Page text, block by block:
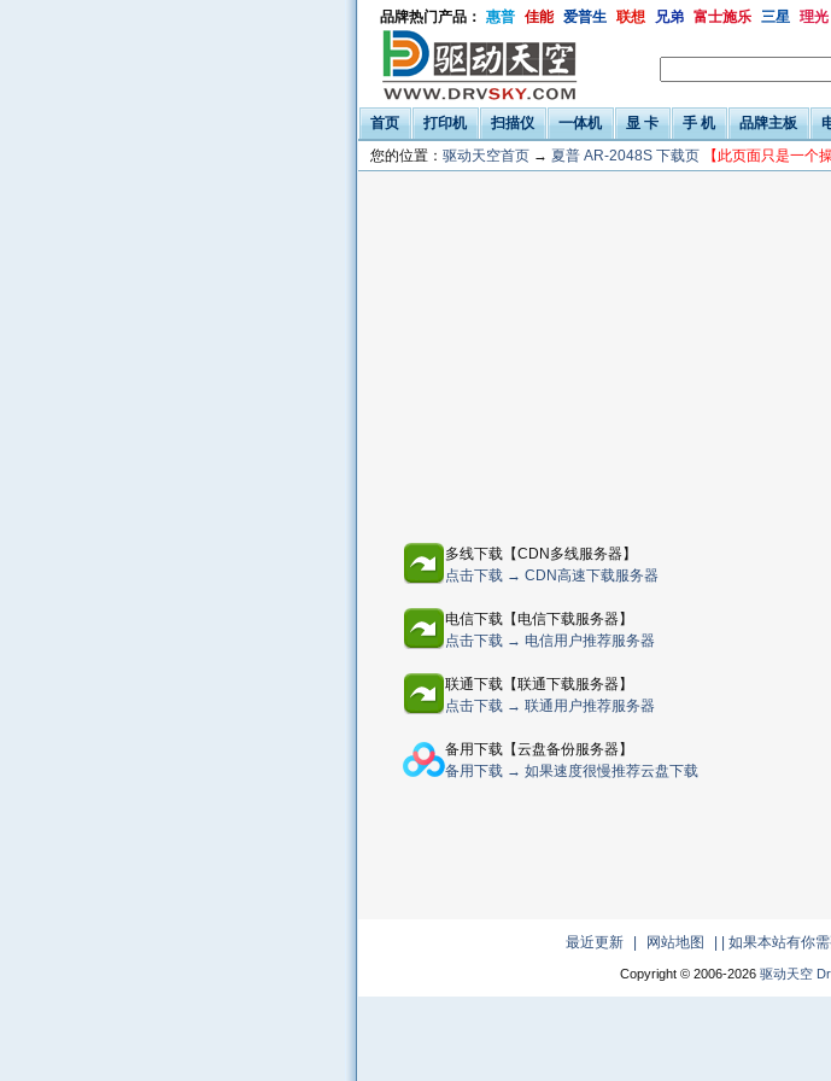
品牌热门产品： 惠普 佳能 爱普生 联想 兄弟 富士施乐 三星 理光
首页 打印机 扫描仪 一体机 显 卡 手 机 品牌主板
您的位置： 驱动天空首页 → 夏普 AR-2048S 下载页 【此页面只是一个
多线下载【CDN多线服务器】
点击下载 → CDN高速下载服务器
电信下载【电信下载服务器】
点击下载 → 电信用户推荐服务器
联通下载【联通下载服务器】
点击下载 → 联通用户推荐服务器
备用下载【云盘备份服务器】
备用下载 → 如果速度很慢推荐云盘下载
最近更新 网站地图 | 如果本站有你
Copyright © 2006-2026 驱动天空